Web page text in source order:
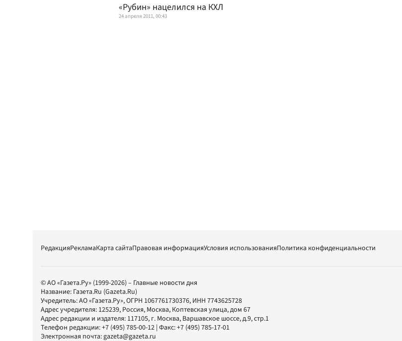
«Рубин» нацелился на КХЛ
24 апреля 2011, 00:43
РедакцияРекламаКарта сайтаПравовая информацияУсловия использованияПолитика конфиденциальности
© АО «Газета.Ру» (1999-2026) – Главные новости дня
Название: Газета.Ru (Gazeta.Ru)
Учредитель:АО «Газета.Ру», ОГРН 1067761730376, ИНН 7743625728
Адрес учредителя: 125239, Россия, Москва, Коптевская улица, дом 67
Адрес редакции и издателя: 117105, г. Москва, Варшавское шоссе, д.9, стр.1
Телефон редакции:+7 (495) 785-00-12 | Факс:+7 (495) 785-17-01
Электронная почта:gazeta@gazeta.ru